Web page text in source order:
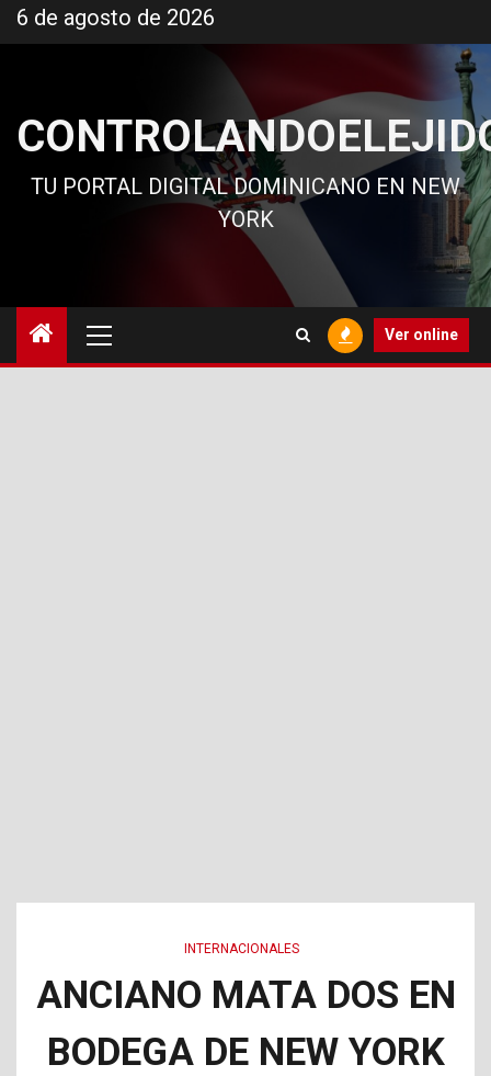
al
6 de agosto de 2026
TU PORTAL DIGITAL DOMINICANO EN NEW
YORK
principal
Ver online
INTERNACIONALES
ANCIANO MATA DOS EN
BODEGA DE NEW YORK